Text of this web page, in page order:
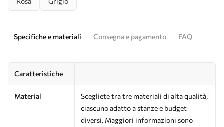
Specifiche e materiali Consegna e pagamento FAQ
Caratteristiche
Material
Scegliete tra tre materiali di alta qualità,
ciascuno adatto a stanze e budget
diversi. Maggiori informazioni sono